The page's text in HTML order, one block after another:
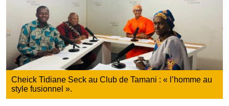
Cheick Tidiane Seck au Club de Tamani : « l’homme au
style fusionnel ».